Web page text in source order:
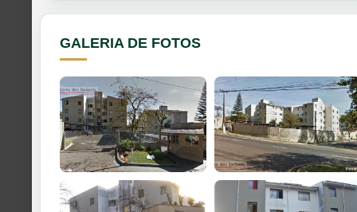
GALERIA DE FOTOS